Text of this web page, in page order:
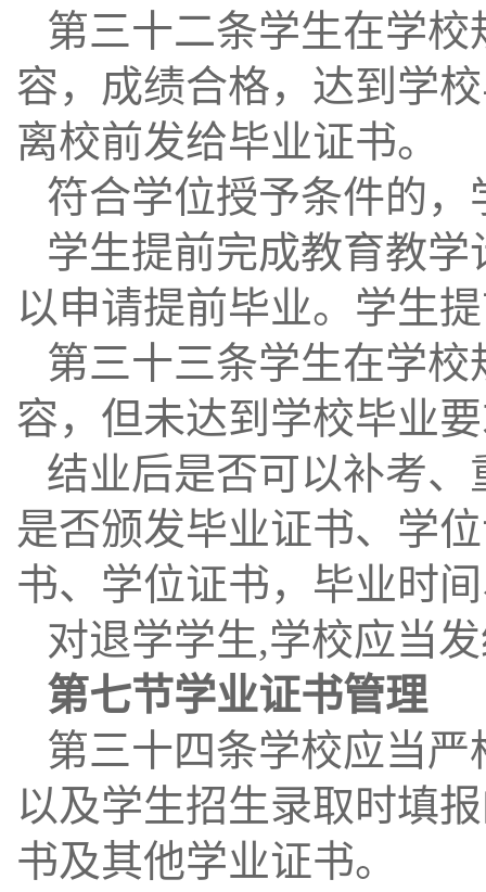
第三十二条学生在学
容，成绩合格，达到学
离校前发给毕业证书。
符合学位授予条件的
学生提前完成教育教
以申请提前毕业。学生
第三十三条学生在学
容，但未达到学校毕业
结业后是否可以补考
是否颁发毕业证书、学
书、学位证书，毕业时
对退学学生,学校应当
第七节学业证书管理
第三十四条学校应当
以及学生招生录取时填
书及其他学业证书。